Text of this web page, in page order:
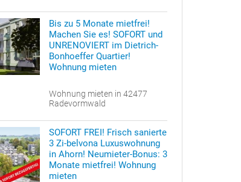
Bis zu 5 Monate mietfrei!
Machen Sie es! SOFORT und
UNRENOVIERT im Dietrich-
Bonhoeffer Quartier!
Wohnung mieten
Wohnung mieten in 42477
Radevormwald
SOFORT FREI! Frisch sanierte
3 Zi-belvona Luxuswohnung
in Ahorn! Neumieter-Bonus: 3
Monate mietfrei! Wohnung
mieten